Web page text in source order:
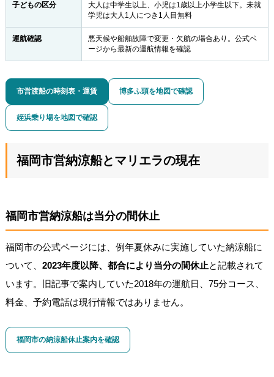
子どもの区分
大人は中学生以上、小児は1歳以上小学生以下。未就
学児は大人1人につき1人目無料
運航確認
悪天候や船舶故障で変更・欠航の場合あり。公式ペ
ージから最新の運航情報を確認
市営渡船の時刻表・運賃 博多ふ頭を地図で確認
姪浜乗り場を地図で確認
福岡市営納涼船とマリエラの現在
福岡市営納涼船は当分の間休止
福岡市の公式ページには、例年夏休みに実施していた納涼船に
ついて、 2023年度以降、都合により当分の間休止と記載されて
います。旧記事で案内していた2018年の運航日、75分コース、
料金、予約電話は現行情報ではありません。
福岡市の納涼船休止案内を確認